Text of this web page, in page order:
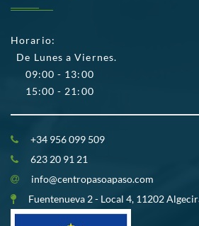
Horario:
De Lunes a Viernes.
09:00 - 13:00
15:00 - 21:00
+34 956 099 509
623 20 91 21
info@centropasoapaso.com
Fuentenueva 2 - Local 4, 11202